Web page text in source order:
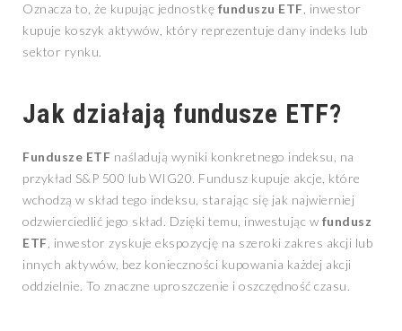
Oznacza to, że kupując jednostkę funduszu ETF , inwestor
kupuje koszyk aktywów, który reprezentuje dany indeks lub
sektor rynku.
Jak działają fundusze ETF?
Fundusze ETF naśladują wyniki konkretnego indeksu, na
przykład S&P 500 lub WIG20. Fundusz kupuje akcje, które
wchodzą w skład tego indeksu, starając się jak najwierniej
odzwierciedlić jego skład. Dzięki temu, inwestując w fundusz
ETF , inwestor zyskuje ekspozycję na szeroki zakres akcji lub
innych aktywów, bez konieczności kupowania każdej akcji
oddzielnie. To znaczne uproszczenie i oszczędność czasu.